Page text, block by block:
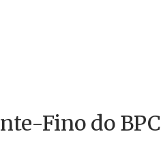
Fino do BPC